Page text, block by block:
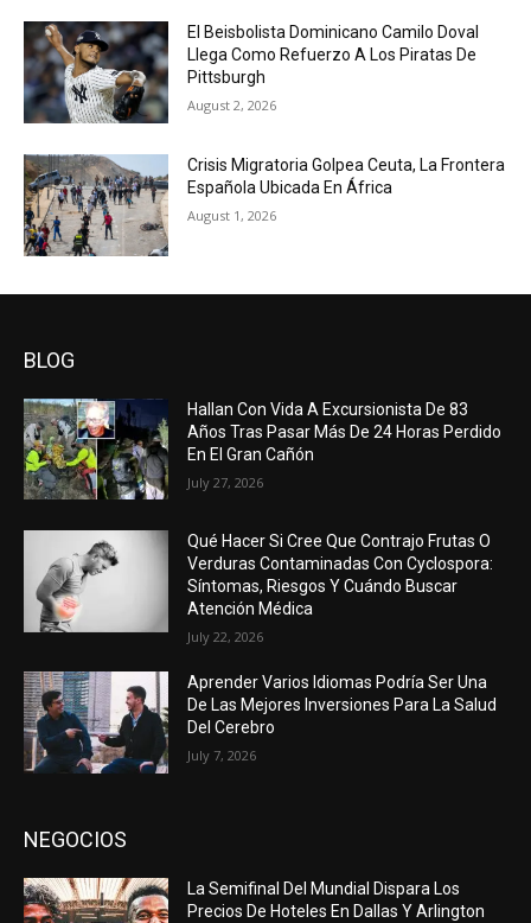
El Beisbolista Dominicano Camilo Doval
Llega Como Refuerzo A Los Piratas De
Pittsburgh
August 2, 2026
Crisis Migratoria Golpea Ceuta, La Frontera
Española Ubicada En África
August 1, 2026
BLOG
Hallan Con Vida A Excursionista De 83
Años Tras Pasar Más De 24 Horas Perdido
En El Gran Cañón
July 27, 2026
Qué Hacer Si Cree Que Contrajo Frutas O
Verduras Contaminadas Con Cyclospora:
Síntomas, Riesgos Y Cuándo Buscar
Atención Médica
July 22, 2026
Aprender Varios Idiomas Podría Ser Una
De Las Mejores Inversiones Para La Salud
Del Cerebro
July 7, 2026
NEGOCIOS
La Semifinal Del Mundial Dispara Los
Precios De Hoteles En Dallas Y Arlington